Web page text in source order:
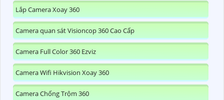
Lắp Camera Xoay 360
Camera quan sát Visioncop 360 Cao Cấp
Camera Full Color 360 Ezviz
Camera Wifi Hikvision Xoay 360
Camera Chống Trộm 360